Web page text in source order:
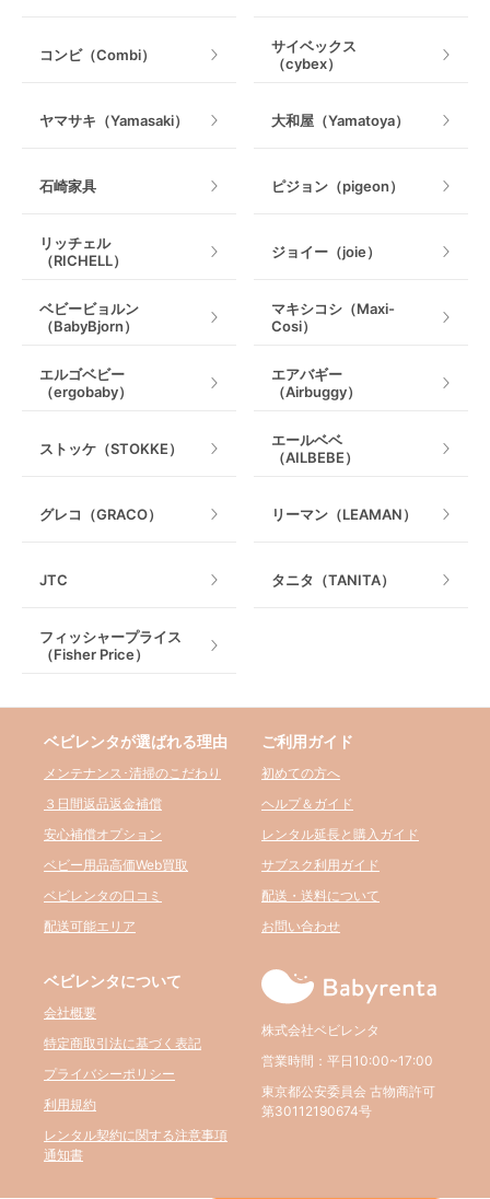
室内遊具
コンビ（Combi）
サイベックス
（cybex）
ヤマサキ（Yamasaki） 大和屋（Yamatoya）
石崎家具 ピジョン（pigeon）
リッチェル
（RICHELL）
ジョイー（joie）
ベビービョルン
（BabyBjorn）
マキシコシ（Maxi-
Cosi）
エルゴベビー
（ergobaby）
エアバギー
（Airbuggy）
ストッケ（STOKKE）
エールベベ
（AILBEBE）
グレコ（GRACO） リーマン（LEAMAN）
JTC タニタ（TANITA）
フィッシャープライス
（Fisher Price）
ベビレンタが選ばれる理由
メンテナンス･清掃のこだわり
３日間返品返金補償
安心補償オプション
ベビー用品高価Web買取
ベビレンタの口コミ
配送可能エリア
ご利用ガイド
初めての方へ
ヘルプ＆ガイド
レンタル延長と購入ガイド
サブスク利用ガイド
配送・送料について
お問い合わせ
ベビレンタについて
会社概要
特定商取引法に基づく表記
プライバシーポリシー
利用規約
レンタル契約に関する注意事項
通知書
株式会社ベビレンタ
営業時間：平日10:00~17:00
東京都公安委員会 古物商許可
第30112190674号